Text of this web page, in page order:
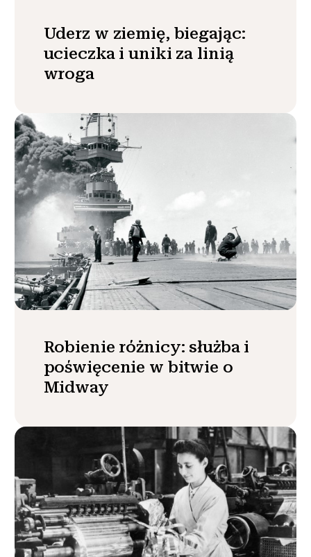
Uderz w ziemię, biegając:
ucieczka i uniki za linią
wroga
Robienie różnicy: służba i
poświęcenie w bitwie o
Midway